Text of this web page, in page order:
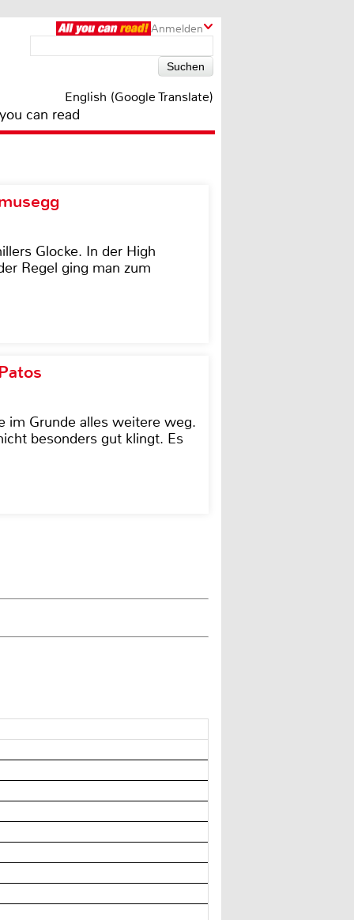
Anmelden
English (Google Translate)
can read
Glocke. In der High
Regel ging man zum
im Grunde alles weitere weg.
besonders gut klingt. Es